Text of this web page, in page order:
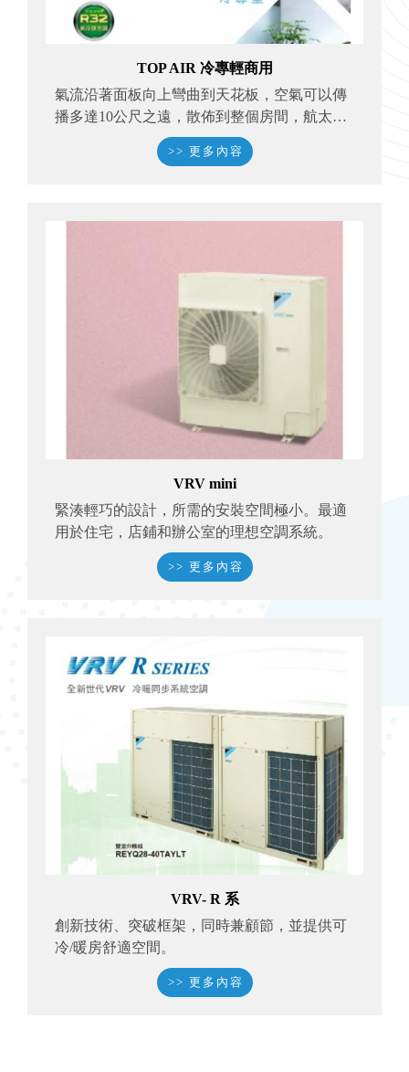
TOP AIR 冷專輕商用
氣流沿著面板向上彎曲到天花板，空氣可以傳
播多達10公尺之遠，散佈到整個房間，航太康
達效應技術讓氣流更舒適。
>> 更多內容
VRV mini
緊湊輕巧的設計，所需的安裝空間極小。最適
用於住宅，店鋪和辦公室的理想空調系統。
>> 更多內容
VRV- R 系
創新技術、突破框架，同時兼顧節，並提供可
冷/暖房舒適空間。
>> 更多內容